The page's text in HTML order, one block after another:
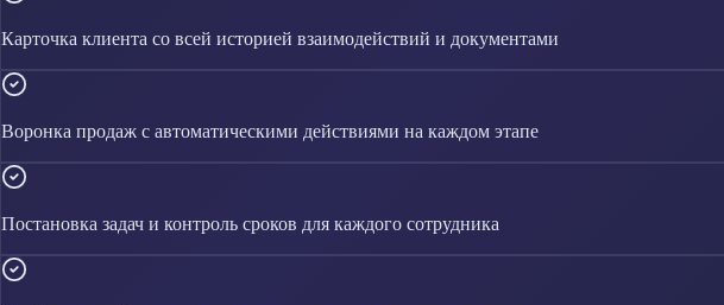
Карточка клиента со всей историей взаимодействий и документами
Воронка продаж с автоматическими действиями на каждом этапе
Постановка задач и контроль сроков для каждого сотрудника